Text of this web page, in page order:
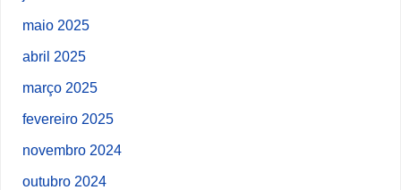
maio 2025
abril 2025
março 2025
fevereiro 2025
novembro 2024
outubro 2024